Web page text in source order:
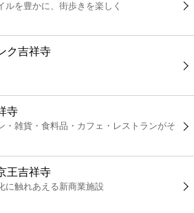
ルを豊かに、街歩きを楽しく
ク吉祥寺
寺
・雑貨・食料品・カフェ・レストランがそ
王吉祥寺
に触れあえる新商業施設